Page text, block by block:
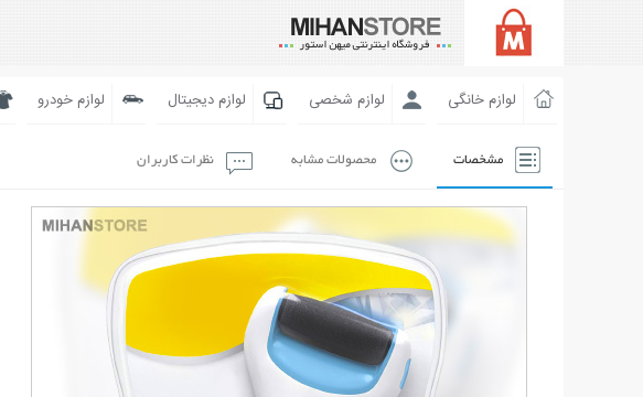
لوازم خانگی لوازم شخصی لوازم دیجیتال لوازم خودرو
مشخصات محصولات مشابه نظرات کاربران